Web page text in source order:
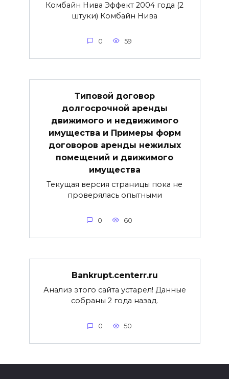
Комбайн Нива Эффект 2004 года (2
штуки) Комбайн Нива
0 59
Типовой договор
долгосрочной аренды
движимого и недвижимого
имущества и Примеры форм
договоров аренды нежилых
помещений и движимого
имущества
Текущая версия страницы пока не
проверялась опытными
0 60
Bankrupt.centerr.ru
Анализ этого сайта устарел! Данные
собраны 2 года назад.
0 50